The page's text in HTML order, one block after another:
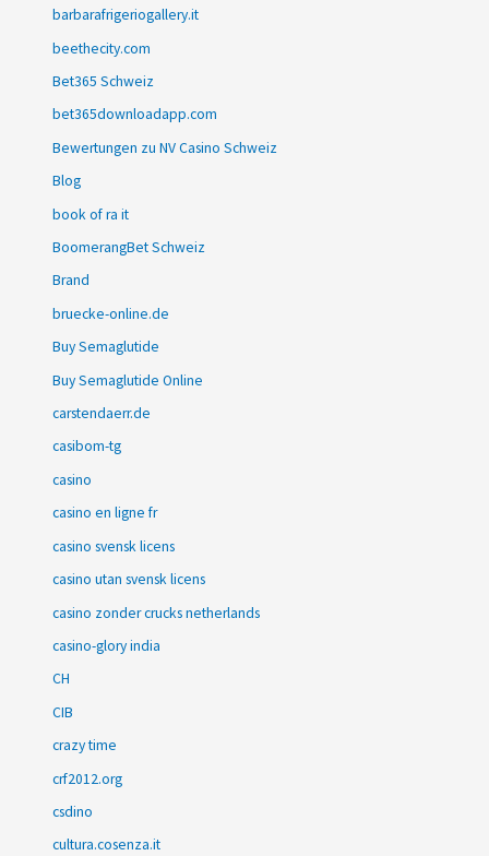
barbarafrigeriogallery.it
beethecity.com
Bet365 Schweiz
bet365downloadapp.com
Bewertungen zu NV Casino Schweiz
Blog
book of ra it
BoomerangBet Schweiz
Brand
bruecke-online.de
Buy Semaglutide
Buy Semaglutide Online
carstendaerr.de
casibom-tg
casino
casino en ligne fr
casino svensk licens
casino utan svensk licens
casino zonder crucks netherlands
casino-glory india
CH
CIB
crazy time
crf2012.org
csdino
cultura.cosenza.it